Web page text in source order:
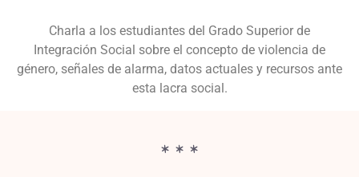
Charla a los estudiantes del Grado Superior de
Integración Social sobre el concepto de violencia de
género, señales de alarma, datos actuales y recursos ante
esta lacra social.
* * *